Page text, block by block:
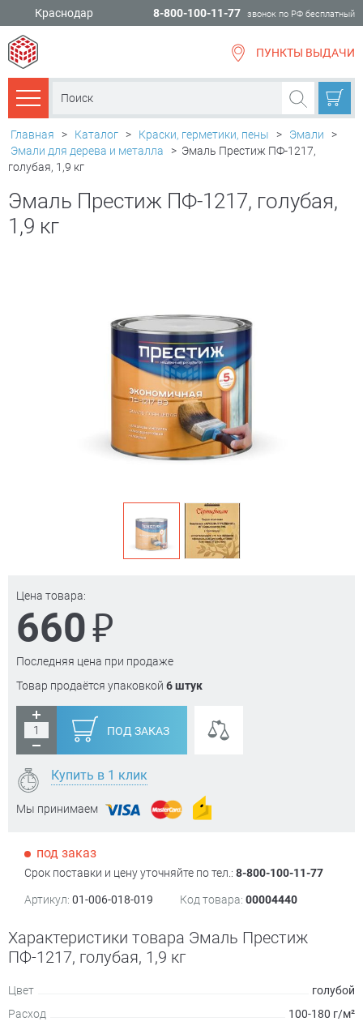
Краснодар 8-800-100-11-77 звонок по РФ бесплатный
ПУНКТЫ ВЫДАЧИ
Каталог товаров
Главная > Каталог > Краски, герметики, пены > Эмали
>
Эмали для дерева и металла
> Эмаль Престиж ПФ-1217,
голубая, 1,9 кг
Эмаль Престиж ПФ-1217, голубая,
1,9 кг
Цена товара:
660₽
Последняя цена при продаже
Товар продаётся упаковкой 6 штук
ПОД ЗАКАЗ
Купить в 1 клик
Мы принимаем
под заказ
Срок поставки и цену уточняйте по тел.: 8-800-100-11-77
Артикул: 01-006-018-019 Код товара: 00004440
Характеристики товара Эмаль Престиж
ПФ-1217, голубая, 1,9 кг
Цвет
голубой
Расход
100-180 г/м²